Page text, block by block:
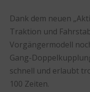
Dank dem neuen
Traktion und
Vorgängermodell
Gang-
schnell und erlaubt
100 Zeiten.